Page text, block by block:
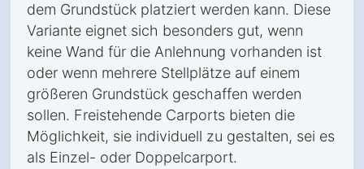
dem Grundstück platziert werden kann. Diese
Variante eignet sich besonders gut, wenn
keine Wand für die Anlehnung vorhanden ist
oder wenn mehrere Stellplätze auf einem
größeren Grundstück geschaffen werden
sollen. Freistehende Carports bieten die
Möglichkeit, sie individuell zu gestalten, sei es
als Einzel- oder Doppelcarport.